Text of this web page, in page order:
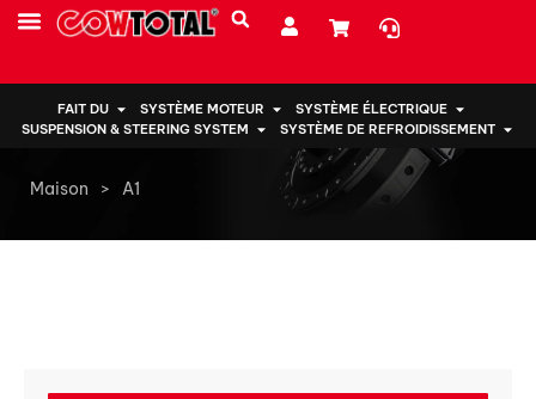
FAIT DU SYSTÈME MOTEUR
SYSTÈME ÉLECTRIQUE
SUSPENSION & STEERING SYSTEM
SYSTÈME DE REFROIDISSEMENT
Maison > A1